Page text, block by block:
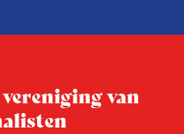
conferentie!
van